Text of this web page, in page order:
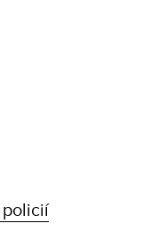
policií